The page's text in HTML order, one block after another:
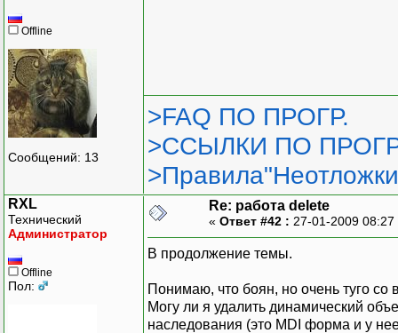
Offline
Сообщений: 13
>FAQ ПО ПРОГР.
>ССЫЛКИ ПО
RXL
Технический
Администратор
Offline
Пол:
Re: работа delete
« Ответ #42 : 27-01-2009
В продолжение темы.
Понимаю, что боян, но очень туго со
Могу ли я удалить динамический
наследования (это MDI форма и у